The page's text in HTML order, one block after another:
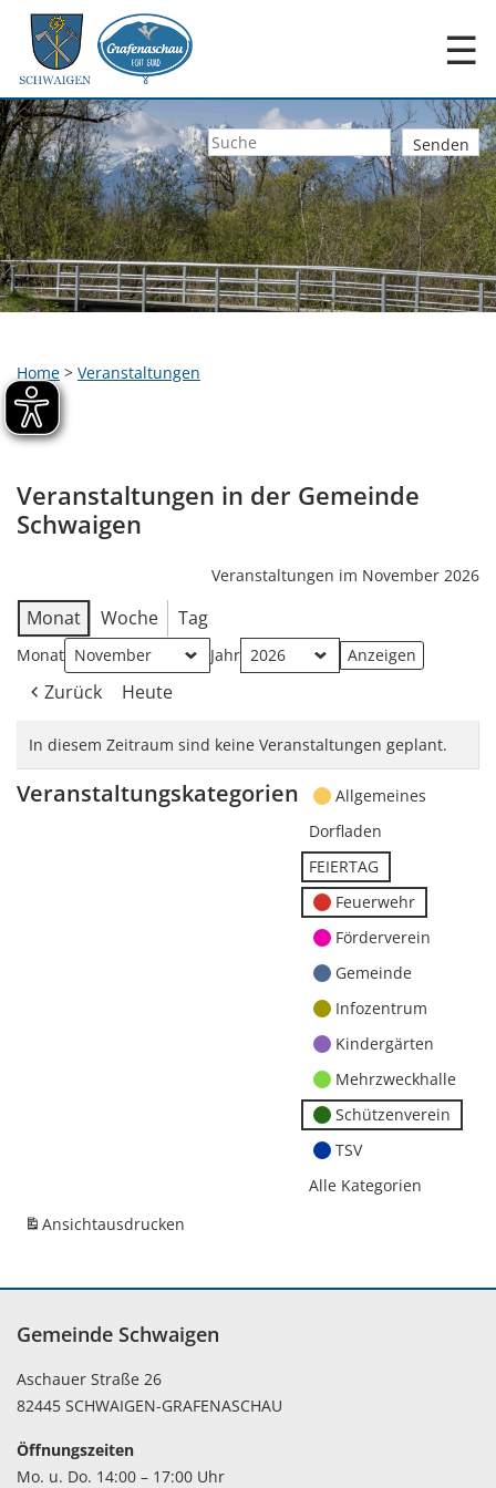
☰
Home > Veranstaltungen
Veranstaltungen in der Gemeinde
Schwaigen
Veranstaltungen im November 2026
Monat Woche Tag
Monat Jahr
Zurück Heute
In diesem Zeitraum sind keine Veranstaltungen geplant.
Veranstaltungskategorien
Allgemeines
Dorfladen
FEIERTAG
Feuerwehr
Förderverein
Gemeinde
Infozentrum
Kindergärten
Mehrzweckhalle
Schützenverein
TSV
Alle Kategorien
Ansichtausdrucken
Gemeinde Schwaigen
Aschauer Straße 26
82445 SCHWAIGEN-GRAFENASCHAU
Öffnungszeiten
Mo. u. Do. 14:00 – 17:00 Uhr